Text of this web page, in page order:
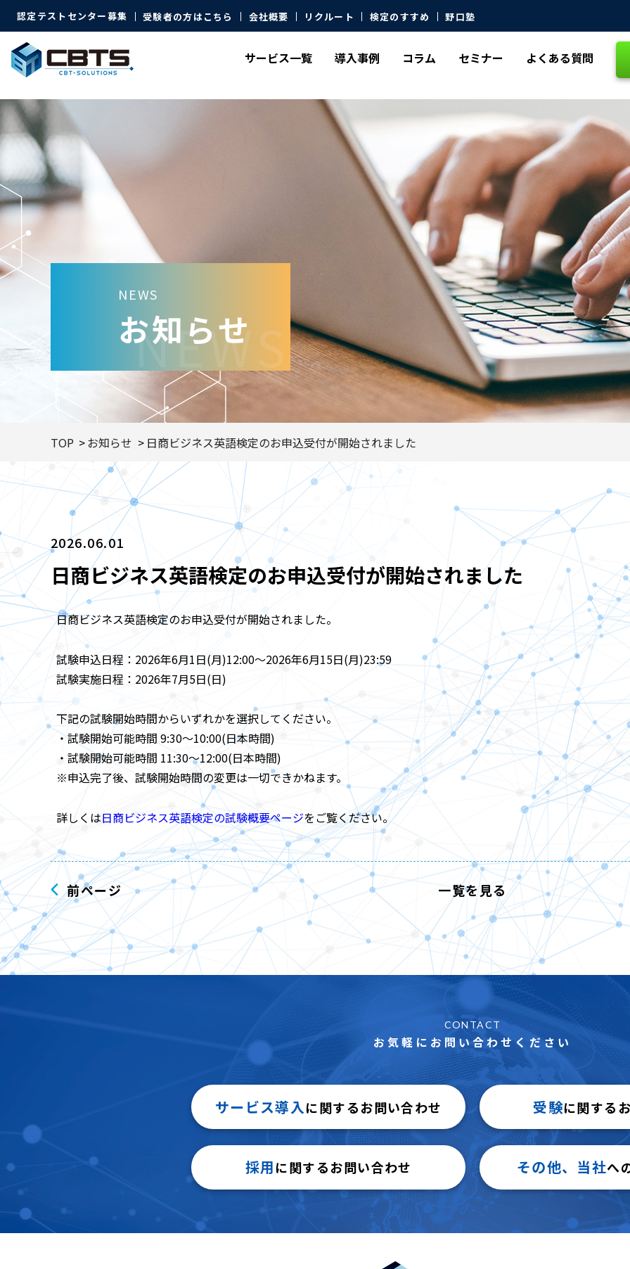
サービス一覧 導入事例 コラム セミナー よくある質問
認定テストセンター募集 受験者の方はこちら 会社概要 リクルート 検定のすすめ 野口塾
NEWS
お知らせ
NEWS
TOP お知らせ 日商ビジネス英語検定のお申込受付が開始されました
2026.06.01
日商ビジネス英語検定のお申込受付が開始されました
日商ビジネス英語検定のお申込受付が開始されました。
試験申込日程：2026年6月1日(月)12:00～2026年6月15日(月)23:59
試験実施日程：2026年7月5日(日)
下記の試験開始時間からいずれかを選択してください。
・試験開始可能時間 9:30～10:00(日本時間)
・試験開始可能時間 11:30～12:00(日本時間)
※申込完了後、試験開始時間の変更は一切できかねます。
詳しくは日商ビジネス英語検定の試験概要ページをご覧ください。
前ページ 一覧を見る
CONTACT
お気軽にお問い合わせください
サービス導入に関するお問い合わせ 受験に関する
採用に関するお問い合わせ その他、当社へ